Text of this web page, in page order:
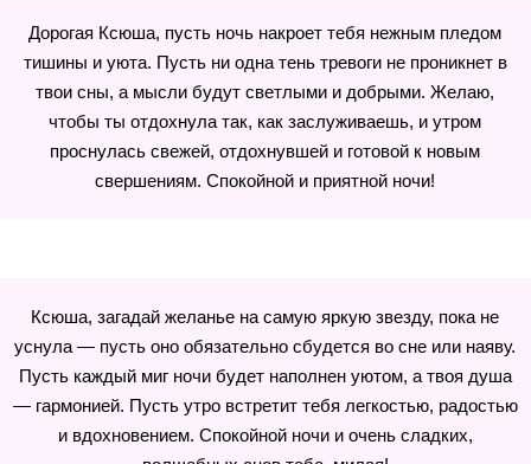
Дорогая Ксюша, пусть ночь накроет тебя нежным пледом
тишины и уюта. Пусть ни одна тень тревоги не проникнет в
твои сны, а мысли будут светлыми и добрыми. Желаю,
чтобы ты отдохнула так, как заслуживаешь, и утром
проснулась свежей, отдохнувшей и готовой к новым
свершениям. Спокойной и приятной ночи!
Ксюша, загадай желанье на самую яркую звезду, пока не
уснула — пусть оно обязательно сбудется во сне или наяву.
Пусть каждый миг ночи будет наполнен уютом, а твоя душа
— гармонией. Пусть утро встретит тебя легкостью, радостью
и вдохновением. Спокойной ночи и очень сладких,